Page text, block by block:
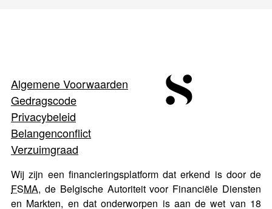
Algemene Voorwaarden
Gedragscode
Privacybeleid
Belangenconflict
Verzuimgraad
Wij zijn een financieringsplatform dat erkend is door de
FSMA, de Belgische Autoriteit voor Financiële Diensten
en Markten, en dat onderworpen is aan de wet van 18